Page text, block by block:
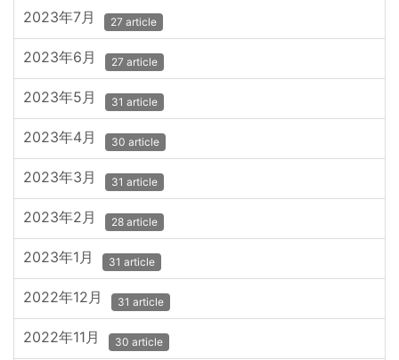
2023年7月 27 article
2023年6月 27 article
2023年5月 31 article
2023年4月 30 article
2023年3月 31 article
2023年2月 28 article
2023年1月 31 article
2022年12月 31 article
2022年11月 30 article